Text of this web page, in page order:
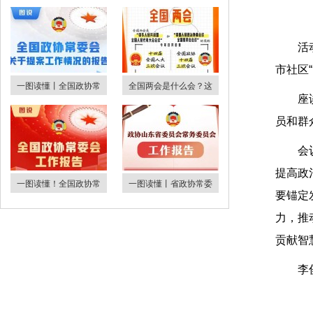
一图读懂丨全国政协常 全国两会是什么会？这
一图读懂！全国政协常 一图读懂丨省政协常委
活
市社区
座
员和
会
提高政
要锚定
力，推
贡献智
李